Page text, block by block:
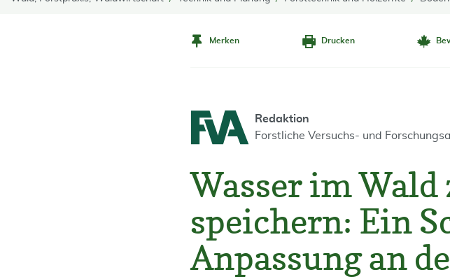
Merken Drucken
Redaktion
Forstliche Versuchs- und
Wasser im
speichern: Ein
Anpassung an